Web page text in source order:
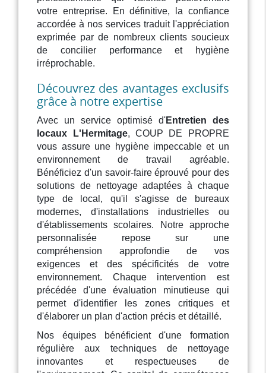
votre entreprise. En définitive, la confiance
accordée à nos services traduit l'appréciation
exprimée par de nombreux clients soucieux
de concilier performance et hygiène
irréprochable.
Découvrez des avantages exclusifs
grâce à notre expertise
Avec un service optimisé d'Entretien des
locaux L'Hermitage, COUP DE PROPRE
vous assure une hygiène impeccable et un
environnement de travail agréable.
Bénéficiez d'un savoir-faire éprouvé pour des
solutions de nettoyage adaptées à chaque
type de local, qu'il s'agisse de bureaux
modernes, d'installations industrielles ou
d'établissements scolaires. Notre approche
personnalisée repose sur une
compréhension approfondie de vos
exigences et des spécificités de votre
environnement. Chaque intervention est
précédée d'une évaluation minutieuse qui
permet d'identifier les zones critiques et
d'élaborer un plan d'action précis et détaillé.
Nos équipes bénéficient d'une formation
régulière aux techniques de nettoyage
innovantes et respectueuses de